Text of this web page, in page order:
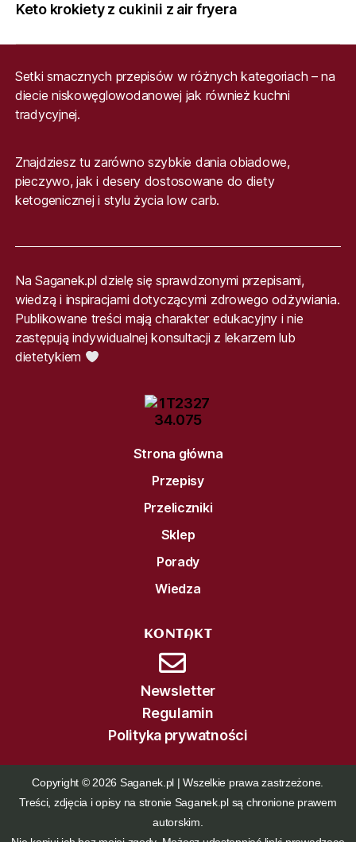
Keto krokiety z cukinii z air fryera
Setki smacznych przepisów w różnych kategoriach – na
diecie niskowęglowodanowej jak również kuchni
tradycyjnej.
Znajdziesz tu zarówno szybkie dania obiadowe,
pieczywo, jak i desery dostosowane do diety
ketogenicznej i stylu życia low carb.
Na Saganek.pl dzielę się sprawdzonymi przepisami,
wiedzą i inspiracjami dotyczącymi zdrowego odżywiania.
Publikowane treści mają charakter edukacyjny i nie
zastępują indywidualnej konsultacji z lekarzem lub
dietetykiem
Strona główna
Przepisy
Przeliczniki
Sklep
Porady
Wiedza
KONTAKT
Newsletter
Regulamin
Polityka prywatności
Copyright © 2026 Saganek.pl | Wszelkie prawa zastrzeżone.
Treści, zdjęcia i opisy na stronie Saganek.pl są chronione prawem
autorskim.